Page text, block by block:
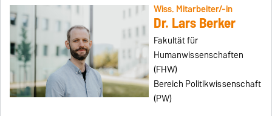
Wiss. Mitarbeiter/-in
Dr. Lars Berker
Fakultät für
Humanwissenschaften
(FHW)
Bereich Politikwissenschaft
(PW)